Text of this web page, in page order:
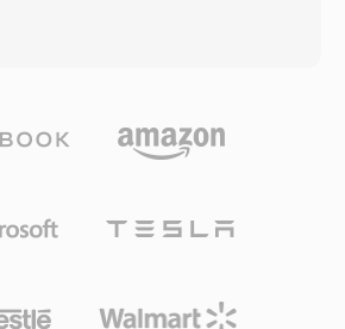
幕轨道、元数据标签以及嵌入式缩
在线视频平台、移动设备、数码
媒体库的默认选择。在MP4中使
其作为网络视频传输通用基准的地